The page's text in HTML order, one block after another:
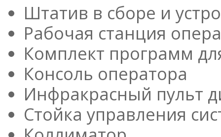
Штатив в сборе и
Рабочая станция
Комплект программ
Консоль оператора
Инфракрасный пульт
Стойка управления